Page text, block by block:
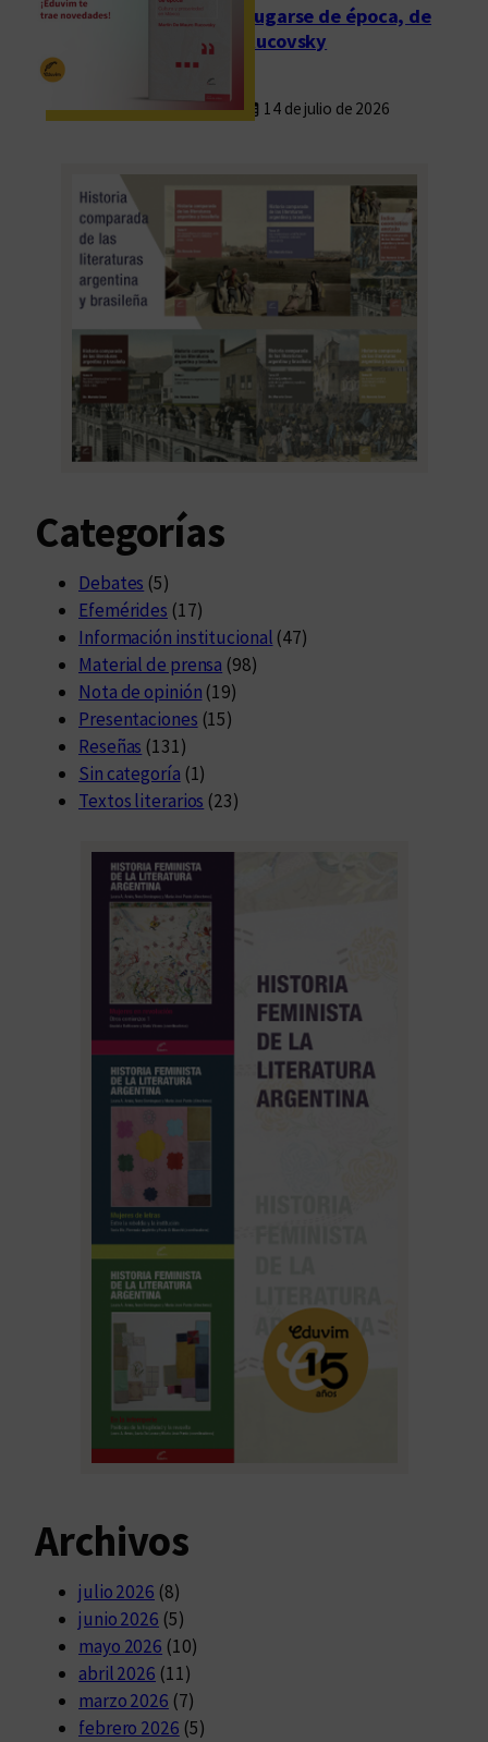
Fugarse de época, de
Rucovsky
14 de julio de 2026
Categorías
Debates (5)
Efemérides (17)
Información institucional (47)
Material de prensa (98)
Nota de opinión (19)
Presentaciones (15)
Reseñas (131)
Sin categoría (1)
Textos literarios (23)
Archivos
julio 2026 (8)
junio 2026 (5)
mayo 2026 (10)
abril 2026 (11)
marzo 2026 (7)
febrero 2026 (5)